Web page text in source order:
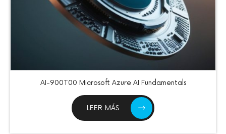
AI-900T00 Microsoft Azure AI Fundamentals
LEER MÁS